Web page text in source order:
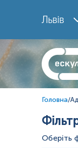
Львів
Головна/
Оберіть